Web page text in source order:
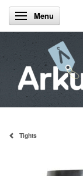
Skifte navigation
Menu
Tights